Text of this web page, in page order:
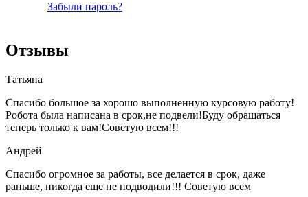
Забыли пароль?
Отзывы
Татьяна
Спасибо большое за хорошо выполненную курсовую работу!
Робота была написана в срок,не подвели!Буду обращаться
теперь только к вам!Советую всем!!!
Андрей
Спасибо огромное за работы, все делается в срок, даже
раньше, никогда еще не подводили!!! Советую всем